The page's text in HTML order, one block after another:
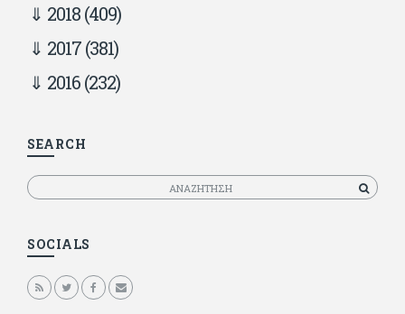
2018(409)
2017(381)
2016(232)
SEARCH
Αναζητηση
SOCIALS